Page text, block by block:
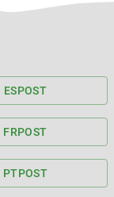
ESPOST
FRPOST
PTPOST